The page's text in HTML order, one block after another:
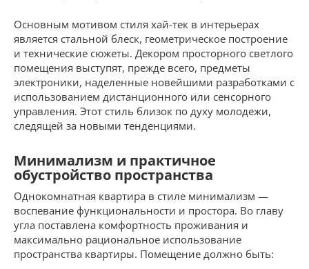
Основным мотивом стиля хай-тек в интерьерах
является стальной блеск, геометрическое построение
и технические сюжеты. Декором просторного светлого
помещения выступят, прежде всего, предметы
электроники, наделенные новейшими разработками с
использованием дистанционного или сенсорного
управления. Этот стиль близок по духу молодежи,
следящей за новыми тенденциями.
Минимализм и практичное
обустройство пространства
Однокомнатная квартира в стиле минимализм —
воспевание функциональности и простора. Во главу
угла поставлена комфортность проживания и
максимально рациональное использование
пространства квартиры. Помещение должно быть: